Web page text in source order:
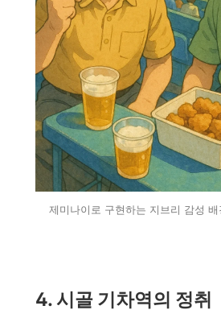
제미나이로 구현하는 지브리 감성
4. 시골 기차역의 정취